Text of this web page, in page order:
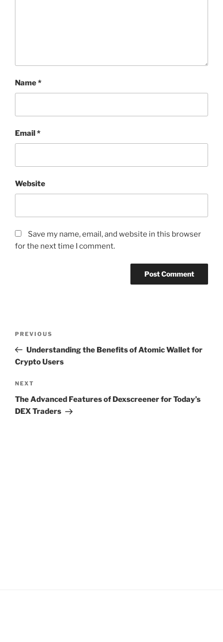
Name*
Email*
Website
Save my name, email, and website in this browser
for the next time I comment.
Previous
Post
PREVIOUS
Understanding the Benefits of Atomic Wallet for
Crypto Users
Next
Post
NEXT
The Advanced Features of Dexscreener for Today’s
DEX Traders